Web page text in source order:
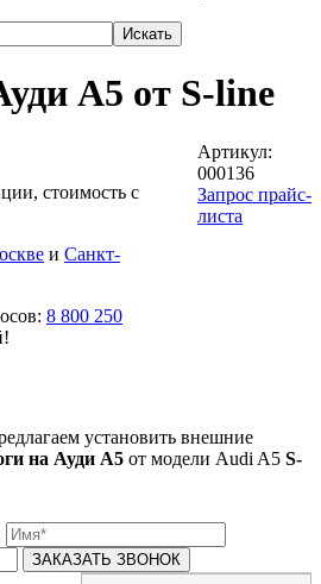
А5 от S-line
стоимость с
и Санкт-
8 800 250
Артикул:
000136
Запрос прайс-
листа
установить внешние
на Ауди А5 от модели Audi A5 S-